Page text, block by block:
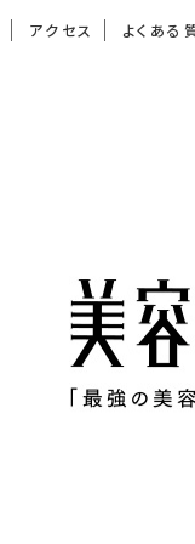
アクセス
よくある